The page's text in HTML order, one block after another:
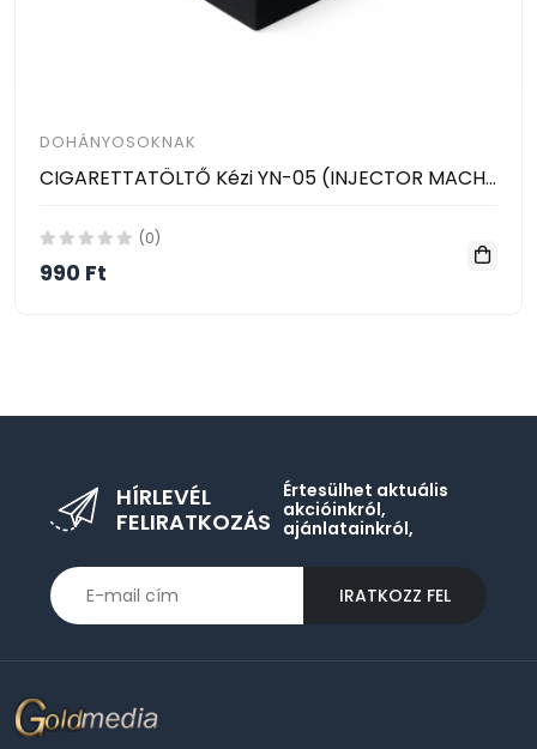
DOHÁNYOSOKNAK
CIGARETTATÖLTŐ Kézi YN-05 (INJECTOR MACHINE)
(0)
990 Ft
HÍRLEVÉL
FELIRATKOZÁS
Értesülhet aktuális
akcióinkról,
ajánlatainkról,
IRATKOZZ FEL